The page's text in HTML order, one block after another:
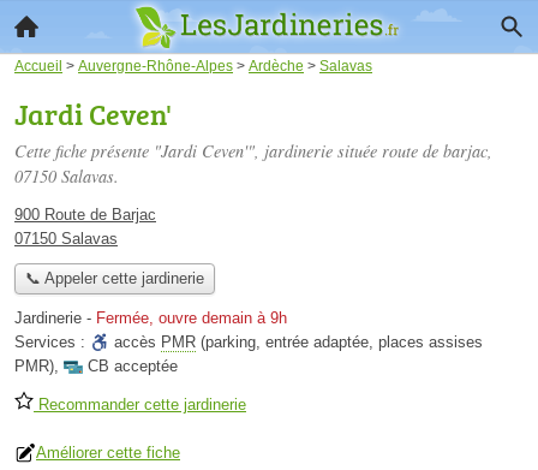
Accueil > Auvergne-Rhône-Alpes > Ardèche > Salavas
Jardi Ceven'
Cette fiche présente "Jardi Ceven'", jardinerie située route de barjac,
07150 Salavas.
900 Route de Barjac
07150 Salavas
📞 Appeler cette jardinerie
Jardinerie - Fermée, ouvre demain à 9h
Services :
accès PMR (parking, entrée adaptée, places assises
PMR), CB acceptée
Recommander cette jardinerie
Améliorer cette fiche